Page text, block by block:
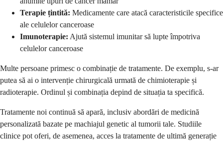
Terapie țintită: Medicamente care atacă caracteristicile specifice
ale celulelor canceroase
Imunoterapie: Ajută sistemul imunitar să lupte împotriva
celulelor canceroase
Multe persoane primesc o combinație de tratamente. De exemplu, s-ar
putea să ai o intervenție chirurgicală urmată de chimioterapie și
radioterapie. Ordinul și combinația depind de situația ta specifică.
Tratamente noi continuă să apară, inclusiv abordări de medicină
personalizată bazate pe machiajul genetic al tumorii tale. Studiile
clinice pot oferi, de asemenea, acces la tratamente de ultimă generație